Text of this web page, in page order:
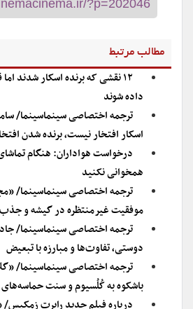
مطالب مرتبط
۱۲ نقشی که برنده اسکار شدند
داده شوند
ترجمه اختصاصی سینماسینما/
اسکار افتخار نیست، برنده شدن
درخواست هواداران: هنگام
همخوانی نکنید
ترجمه اختصاصی سینماسینما/
موفقیت غیرمنتظره در گیشه و
ترجمه اختصاصی سینماسینما/
دوستی، تفاوت‌ها و مبارزه با تبعیض
باشکوه به کُلُسیوم و سنت
درباره فیلم جدید رابرت زمکیس/